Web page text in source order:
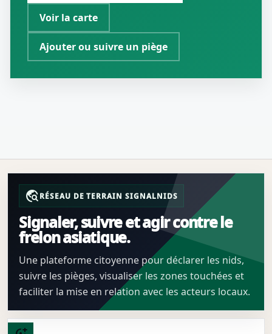
Voir la carte
Ajouter ou suivre un piège
travel_exploreRÉSEAU DE TERRAIN SIGNALNIDS
Signaler, suivre et agir contre le
frelon asiatique.
Une plateforme citoyenne pour déclarer les nids,
suivre les pièges, visualiser les zones touchées et
faciliter la mise en relation avec les acteurs locaux.